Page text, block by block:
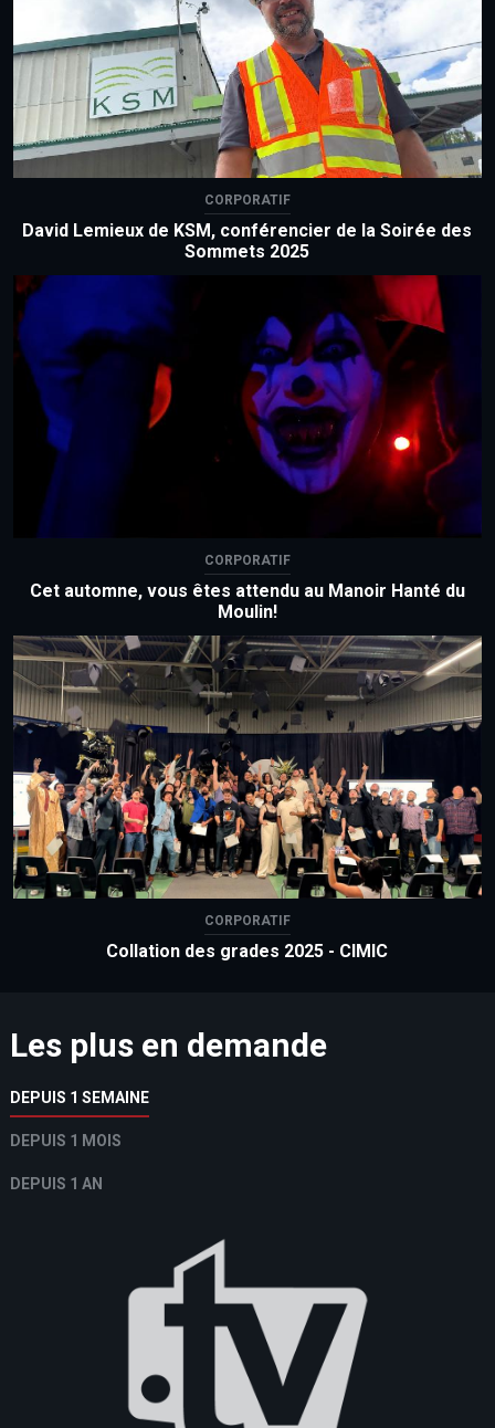
CORPORATIF
David Lemieux de KSM, conférencier de la Soirée des
Sommets 2025
CORPORATIF
Cet automne, vous êtes attendu au Manoir Hanté du
Moulin!
CORPORATIF
Collation des grades 2025 - CIMIC
Les plus en demande
DEPUIS 1 SEMAINE
DEPUIS 1 MOIS
DEPUIS 1 AN